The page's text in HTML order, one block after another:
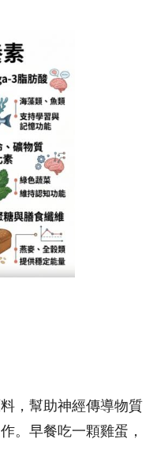
，幫助神經傳導物質
。早餐吃一顆雞蛋，